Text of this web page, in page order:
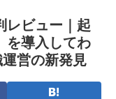
レビュー｜起
を導入してわ
営の新発見